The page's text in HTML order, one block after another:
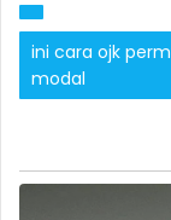
ini cara ojk
modal